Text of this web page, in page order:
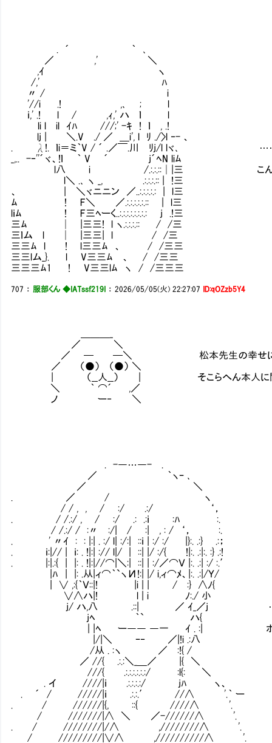
. ´ ｀ ､
／ ,' ＼
,ｲ ヽ
/,' ﾊ
〃 / i
'//i .! ,､ ; l
ｉ,' .! l / ,ｨ,' ハ ｌ l
li l il ｲﾊ ///;' -ｷ ! ｌ , .!
lj | Ⅳ＼.V ./ ／ ＿i', l ﾘ ./〉l ‐- 、
. λ!. ｌi＝ミ｀V / ´ .／￣.川Ⅳﾘj/l lヾ､ ……ホン
_,.. -‐''´ヾ、!ｌ ｀ V ´ j´ﾍN liﾑ
l八 i /.:.:.::│|三 こんな男忘れて幸
l＼ .､ ヽ _, .:.:.:.:: | !三
、 | ＼ヾニニン ／..:.:.:.:.: | l三
ﾑ ! F＼ ／.:.:.:.:.:.:: | l三
lｉﾑ ! F三ﾍーく..:.:.:.:.:.:.:.: j .!三
三ﾑ │ |三三! l ヽ.:.:.:.:: / /三
三ｌム l │ |三三| l / /三
三三ﾑ l ! l三三ﾑ 、 / /三三
三三lム_}. l V三三ﾑ 、 / /三三
三三三ﾑ1 ! V三三lﾑ ヽ / /三三三
707 ： 服部くん ◆IATssf219I ：2026/05/05(火) 22:27:07 ID:qOZzb5Y4
／ ＼
／ ─ ─＼ 松本先生の幸せにはアンタが一
／ （●） （●） ＼
| （__人__） | そこらへん本人に聞かん
＼ ｀ ⌒´ ,／
ノ ー‐ ＼
. -―…―- .
／ ｀ヽｰ ､
／ ＼
. ／ / ヽ
/ / , , / :/ .:/ ‘，
. / /.:/ , / :/ .: .:ｉ :ﾊ :.
/ /.:/ / :〃 :/| / :| , : / ‘， :.
. ' 〃ｲ : : |:| . :/ l| :/:| ::ｉ | :/ :/ |}:. .:} .:；
. ｉ:|// | ｉ: . !|:| :// l|/ | ::| |/ :/{ !|:. .:|:. :} .:!
. |:|.:{ | |: . !|:|//⌒|＼:| ::| | :/／⌒Ｖ |:. .:| :/ :.′
|ﾊ | |: .从|ィ⌒｀`ヽИ!:| |/ i,ィ⌒ﾒ、|:. .:|/Ｙ/
| ∨ ,:{｀Ｖ::|! |i | | / :} ∧ﾉ{
∨∧ハ|! l | i ﾉ:./ 小
j/ ハ,八 .::| ／ ｲ_／j ……君、見た目
jﾍ ｀` ハ{
| |ﾍ ー―― ―一 ｲ . :| ホント、どんな育
|/|＼ ｰ‐ ／|!i .:八
/从 . :ヽ ／ :!{ /
／ //{ .:.:＼_＿／ |{ ＼
///{ .:.:.:.:.:.:/ :l{: ＼
. イ ////|ｉ .:.:.:.:/ jﾊ ヽ、
. ´ / /////|ｉ .:.:.′ //∧ '.｀ ー
. / //////|{, ::{ ////∧ '.
/ ///////|∧ ＼ ／-//////∧ '.
. / ////////|/∧ ,////////∧ '.
/ /////////|∨∧ ,//////////∧ '.